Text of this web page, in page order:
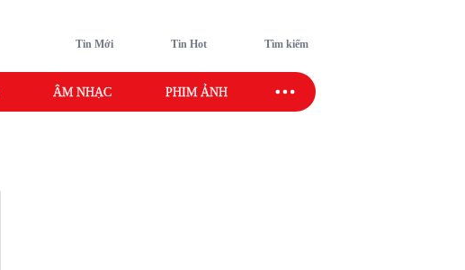
Tin Mới Tin Hot Tìm kiếm
ÂM NHẠC PHIM ẢNH SAO SPORT